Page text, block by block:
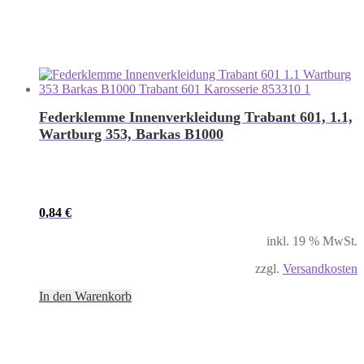
Federklemme Innenverkleidung Trabant 601, 1.1,
Wartburg 353, Barkas B1000
0,84 €
inkl. 19 % MwSt.
zzgl. Versandkosten
In den Warenkorb